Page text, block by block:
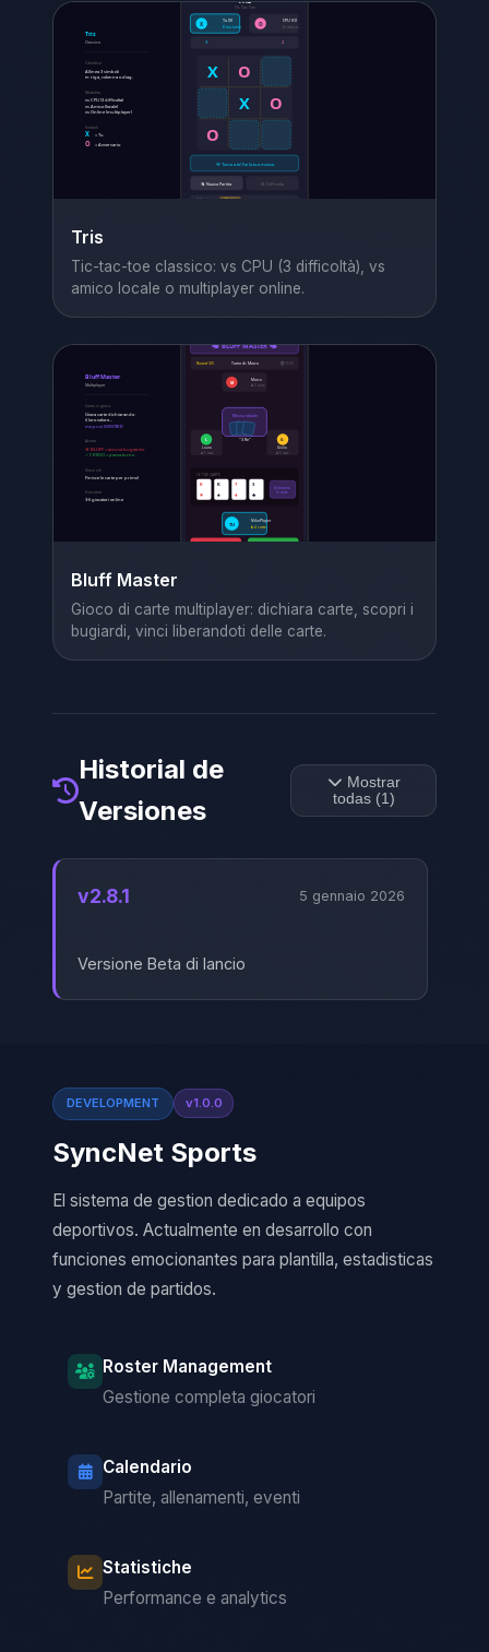
Tris
Tic-tac-toe classico: vs CPU (3 difficoltà), vs
amico locale o multiplayer online.
Bluff Master
Gioco di carte multiplayer: dichiara carte, scopri i
bugiardi, vinci liberandoti delle carte.
Historial de
Versiones
Mostrar
todas (1)
v2.8.1 5 gennaio 2026
Versione Beta di lancio
DEVELOPMENT v1.0.0
SyncNet Sports
El sistema de gestion dedicado a equipos
deportivos. Actualmente en desarrollo con
funciones emocionantes para plantilla, estadisticas
y gestion de partidos.
Roster Management
Gestione completa giocatori
Calendario
Partite, allenamenti, eventi
Statistiche
Performance e analytics